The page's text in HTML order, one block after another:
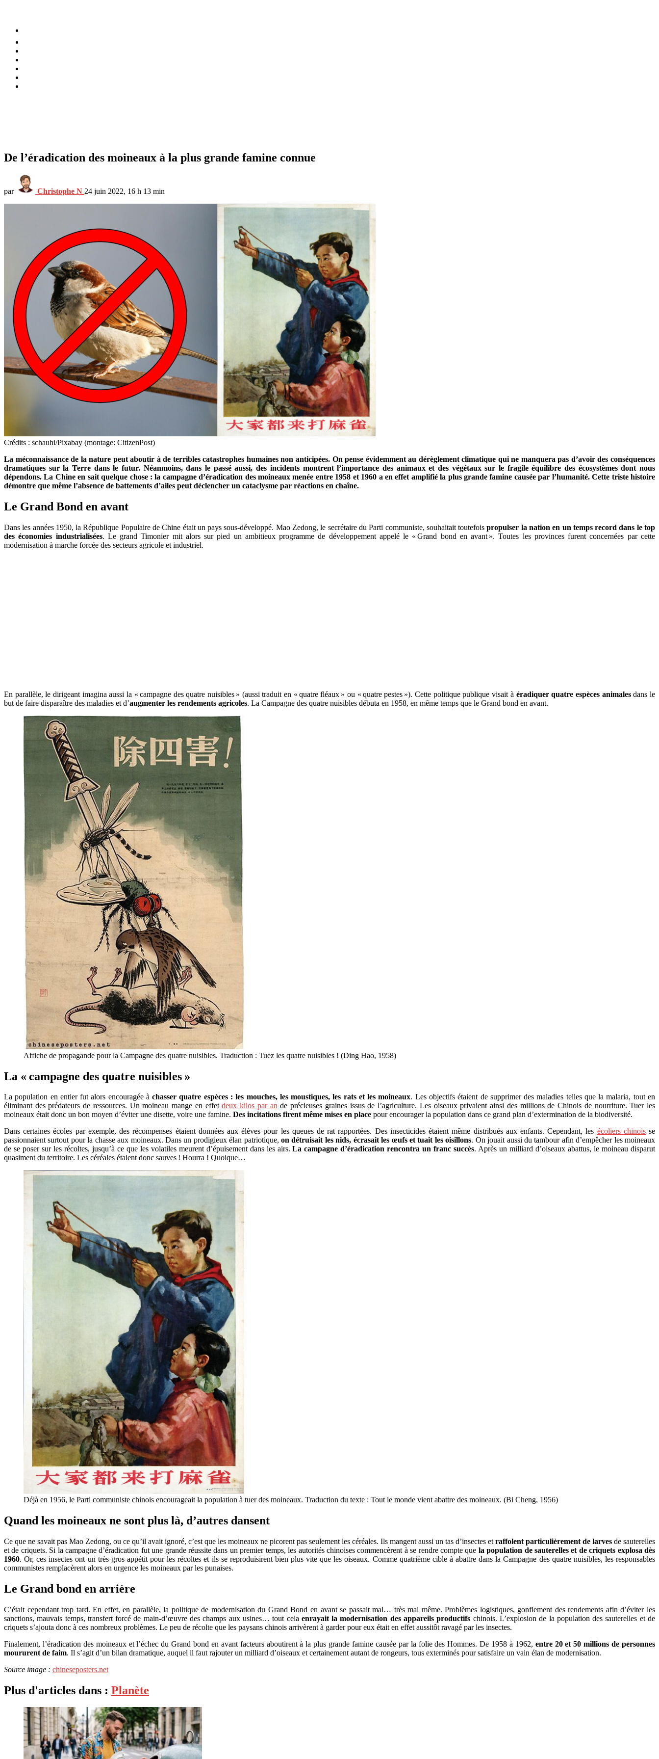
De l’éradication des moineaux à la plus grande famine connue
par Christophe N 24 juin 2022, 16 h 13 min
Crédits : schauhi/Pixabay (montage: CitizenPost)
La méconnaissance de la nature peut aboutir à de terribles catastrophes humaines non anticipées. On pense évidemment au dérèglement climatique qui ne manquera pas d’avoir des conséquences
dramatiques sur la Terre dans le futur. Néanmoins, dans le passé aussi, des incidents montrent l’importance des animaux et des végétaux sur le fragile équilibre des écosystèmes dont nous
dépendons. La Chine en sait quelque chose : la campagne d’éradication des moineaux menée entre 1958 et 1960 a en effet amplifié la plus grande famine causée par l’humanité. Cette triste histoire
démontre que même l’absence de battements d’ailes peut déclencher un cataclysme par réactions en chaîne.
Le Grand Bond en avant
Dans les années 1950, la République Populaire de Chine était un pays sous-développé. Mao Zedong, le secrétaire du Parti communiste, souhaitait toutefoispropulser la nation en un temps record dans le top
des économies industrialisées. Le grand Timonier mit alors sur pied un ambitieux programme de développement appelé le « Grand bond en avant ». Toutes les provinces furent concernées par cette
modernisation à marche forcée des secteurs agricole et industriel.
En parallèle, le dirigeant imagina aussi la « campagne des quatre nuisibles » (aussi traduit en « quatre fléaux » ou « quatre pestes »). Cette politique publique visait à éradiquer quatre espèces animalesdans le
but de faire disparaître des maladies et d’augmenter les rendements agricoles. La Campagne des quatre nuisibles débuta en 1958, en même temps que le Grand bond en avant.
Affiche de propagande pour la Campagne des quatre nuisibles. Traduction : Tuez les quatre nuisibles ! (Ding Hao, 1958)
La « campagne des quatre nuisibles »
La population en entier fut alors encouragée àchasser quatre espèces : les mouches, les moustiques, les rats et les moineaux. Les objectifs étaient de supprimer des maladies telles que la malaria, tout en
éliminant des prédateurs de ressources. Un moineau mange en effetdeux kilos par ande précieuses graines issus de l’agriculture. Les oiseaux privaient ainsi des millions de Chinois de nourriture. Tuer les
moineaux était donc un bon moyen d’éviter une disette, voire une famine. Des incitations firent même mises en place pour encourager la population dans ce grand plan d’extermination de la biodiversité.
Dans certaines écoles par exemple, des récompenses étaient données aux élèves pour les queues de rat rapportées. Des insecticides étaient même distribués aux enfants. Cependant, les écoliers chinoisse
passionnaient surtout pour la chasse aux moineaux. Dans un prodigieux élan patriotique,on détruisait les nids, écrasait les œufs et tuait les oisillons. On jouait aussi du tambour afin d’empêcher les moineaux
de se poser sur les récoltes, jusqu’à ce que les volatiles meurent d’épuisement dans les airs.La campagne d’éradication rencontra un franc succès. Après un milliard d’oiseaux abattus, le moineau disparut
quasiment du territoire. Les céréales étaient donc sauves ! Hourra ! Quoique…
Déjà en 1956, le Parti communiste chinois encourageait la population à tuer des moineaux. Traduction du texte : Tout le monde vient abattre des moineaux. (Bi Cheng, 1956)
Quand les moineaux ne sont plus là, d’autres dansent
Ce que ne savait pas Mao Zedong, ou ce qu’il avait ignoré, c’est que les moineaux ne picorent pas seulement les céréales. Ils mangent aussi un tas d’insectes et raffolent particulièrement de larves de sauterelles
et de criquets. Si la campagne d’éradication fut une grande réussite dans un premier temps, les autorités chinoises commencèrent à se rendre compte que la population de sauterelles et de criquets explosa dès
1960. Or, ces insectes ont un très gros appétit pour les récoltes et ils se reproduisirent bien plus vite que les oiseaux. Comme quatrième cible à abattre dans la Campagne des quatre nuisibles, les responsables
communistes remplacèrent alors en urgence les moineaux par les punaises.
Le Grand bond en arrière
C’était cependant trop tard. En effet, en parallèle, la politique de modernisation du Grand Bond en avant se passait mal… très mal même. Problèmes logistiques, gonflement des rendements afin d’éviter les
sanctions, mauvais temps, transfert forcé de main-d’œuvre des champs aux usines… tout cela enrayait la modernisation des appareils productifs chinois. L’explosion de la population des sauterelles et de
criquets s’ajouta donc à ces nombreux problèmes. Le peu de récolte que les paysans chinois arrivèrent à garder pour eux était en effet aussitôt ravagé par les insectes.
Finalement, l’éradication des moineaux et l’échec du Grand bond en avant facteurs aboutirent à la plus grande famine causée par la folie des Hommes. De 1958 à 1962, entre 20 et 50 millions de personnes
moururent de faim. Il s’agit d’un bilan dramatique, auquel il faut rajouter un milliard d’oiseaux et certainement autant de rongeurs, tous exterminés pour satisfaire un vain élan de modernisation.
Source image : chineseposters.net
Plus d'articles dans : Planète